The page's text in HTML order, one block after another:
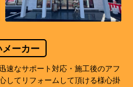
ーカー
速なサポート対応・施工後のアフ
してリフォームして頂ける様心掛